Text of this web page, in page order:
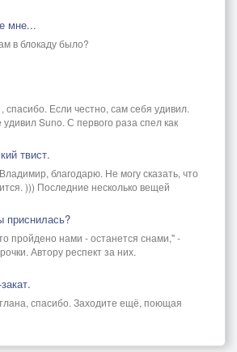
мне...
в блокаду было?
спасибо. Если честно, сам себя удивил.
Suno. С первого раза спел как
твист.
благодарю. Не могу сказать, что
))) Последние несколько вещей
приснилась?
пройдено нами - останется снами," -
Автору респект за них.
спасибо. Заходите ещё, поющая